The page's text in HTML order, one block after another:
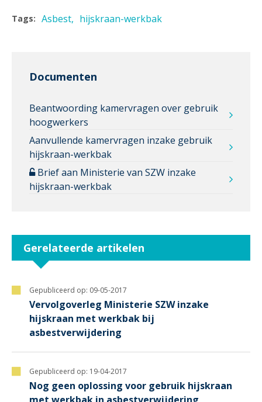
Tags: Asbest hijskraan-werkbak
Documenten
Beantwoording kamervragen over gebruik
hoogwerkers
Aanvullende kamervragen inzake gebruik
hijskraan-werkbak
Brief aan Ministerie van SZW inzake
hijskraan-werkbak
Gerelateerde artikelen
Gepubliceerd op: 09-05-2017
Vervolgoverleg Ministerie SZW inzake
hijskraan met werkbak bij
asbestverwijdering
Gepubliceerd op: 19-04-2017
Nog geen oplossing voor gebruik hijskraan